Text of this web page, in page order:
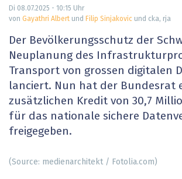
Di 08.07.2025 - 10:15 Uhr
von Gayathri Albert und Filip Sinjakovic und cka, rja
Der Bevölkerungsschutz der
Neuplanung des
Transport von grossen digitalen
lanciert. Nun hat der Bundesrat
zusätzlichen Kredit von 30,7
für das nationale sichere
freigegeben.
(Source: medienarchitekt / Fotolia.com)